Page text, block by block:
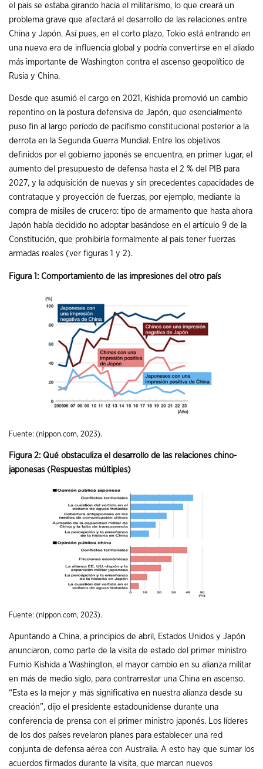
el país se estaba girando hacia el militarismo, lo que creará un
problema grave que afectará el desarrollo de las relaciones entre
China y Japón. Así pues, en el corto plazo, Tokio está entrando en
una nueva era de influencia global y podría convertirse en el aliado
más importante de Washington contra el ascenso geopolítico de
Rusia y China.
Desde que asumió el cargo en 2021, Kishida promovió un cambio
repentino en la postura defensiva de Japón, que esencialmente
puso fin al largo período de pacifismo constitucional posterior a la
derrota en la Segunda Guerra Mundial. Entre los objetivos
definidos por el gobierno japonés se encuentra, en primer lugar, el
aumento del presupuesto de defensa hasta el 2 % del PIB para
2027, y la adquisición de nuevas y sin precedentes capacidades de
contrataque y proyección de fuerzas, por ejemplo, mediante la
compra de misiles de crucero: tipo de armamento que hasta ahora
Japón había decidido no adoptar basándose en el artículo 9 de la
Constitución, que prohibiría formalmente al país tener fuerzas
armadas reales (ver figuras 1 y 2).
Figura 1: Comportamiento de las impresiones del otro país
Fuente: (nippon.com, 2023).
Figura 2: Qué obstaculiza el desarrollo de las relaciones chino-
japonesas (Respuestas múltiples)
Fuente: (nippon.com, 2023).
Apuntando a China, a principios de abril, Estados Unidos y Japón
anunciaron, como parte de la visita de estado del primer ministro
Fumio Kishida a Washington, el mayor cambio en su alianza militar
en más de medio siglo, para contrarrestar una China en ascenso.
“Esta es la mejor y más significativa en nuestra alianza desde su
creación”, dijo el presidente estadounidense durante una
conferencia de prensa con el primer ministro japonés. Los líderes
de los dos países revelaron planes para establecer una red
conjunta de defensa aérea con Australia. A esto hay que sumar los
acuerdos firmados durante la visita, que marcan nuevos